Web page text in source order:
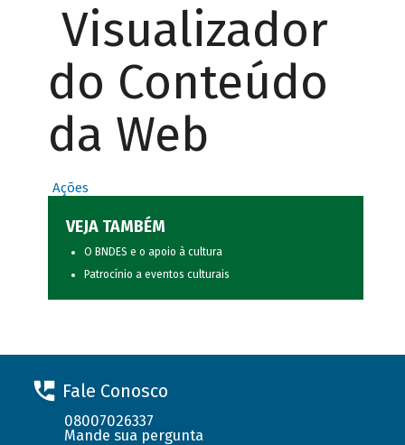
Visualizador
do Conteúdo
da Web
Ações
VEJA TAMBÉM
O BNDES e o apoio à cultura
Patrocínio a eventos culturais
Fale Conosco
08007026337
Mande sua pergunta